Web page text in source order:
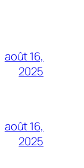
août 16,
2025
août 16,
2025